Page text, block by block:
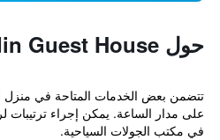
حول Yaudin Guest House
تتضمن بعض الخدمات المتاحة في منزل
على مدار الساعة. يمكن إجراء ترتيبات
في مكتب الجولات السياحية.